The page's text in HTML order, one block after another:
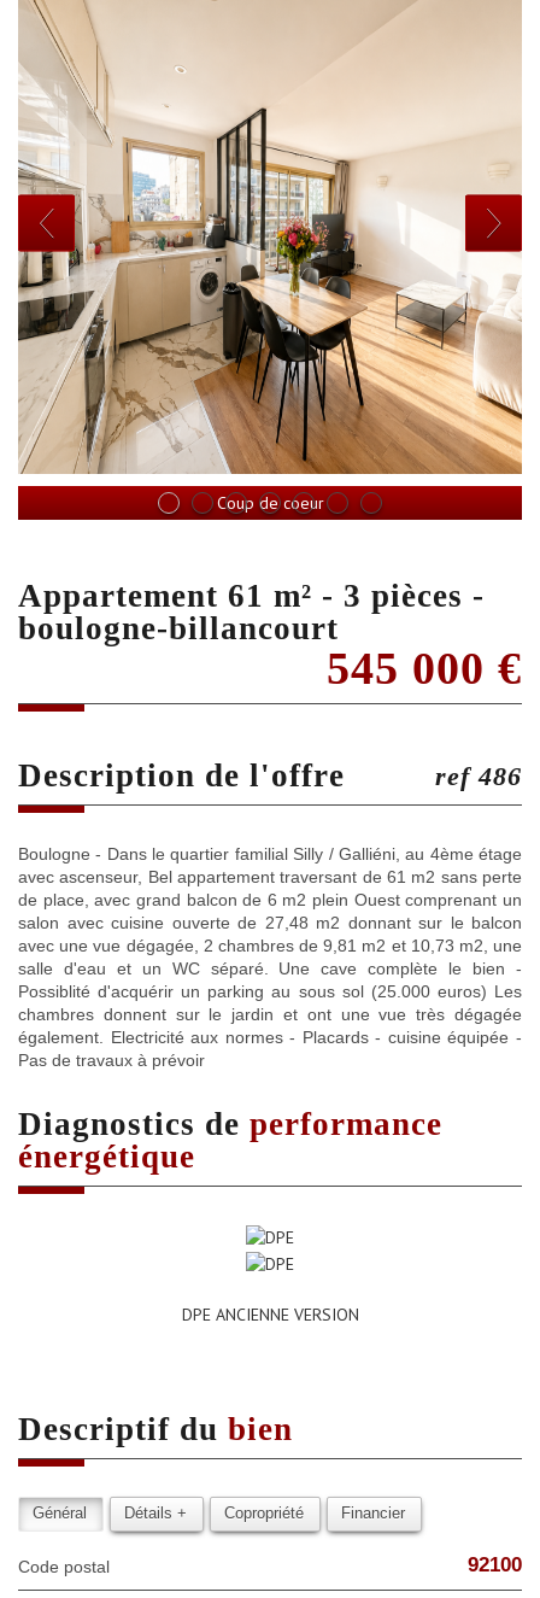
Coup de coeur
appartement 61 m² - 3 pièces -
boulogne-billancourt
545 000 €
description de l'offre ref 486
Boulogne - Dans le quartier familial Silly / Galliéni, au 4ème étage
avec ascenseur, Bel appartement traversant de 61 m2 sans perte
de place, avec grand balcon de 6 m2 plein Ouest comprenant un
salon avec cuisine ouverte de 27,48 m2 donnant sur le balcon
avec une vue dégagée, 2 chambres de 9,81 m2 et 10,73 m2, une
salle d'eau et un WC séparé. Une cave complète le bien -
Possiblité d'acquérir un parking au sous sol (25.000 euros) Les
chambres donnent sur le jardin et ont une vue très dégagée
également. Electricité aux normes - Placards - cuisine équipée -
Pas de travaux à prévoir
diagnostics de performance
énergétique
DPE ANCIENNE VERSION
descriptif du bien
Général Détails + Copropriété Financier
Code postal 92100